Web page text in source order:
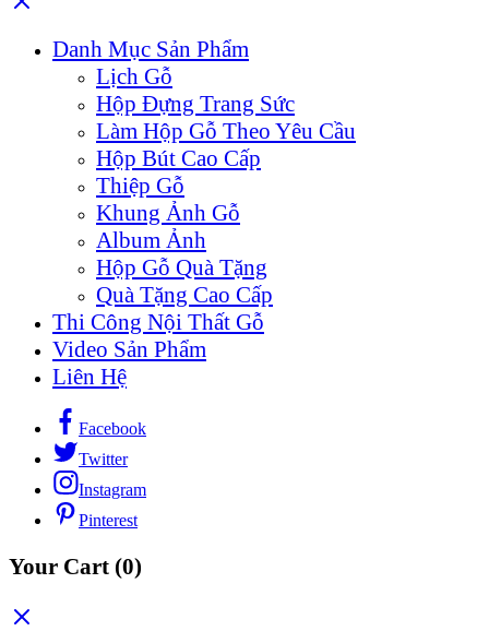
Danh Mục Sản Phẩm
Lịch Gỗ
Hộp Đựng Trang Sức
Làm Hộp Gỗ Theo Yêu Cầu
Hộp Bút Cao Cấp
Thiệp Gỗ
Khung Ảnh Gỗ
Album Ảnh
Hộp Gỗ Quà Tặng
Quà Tặng Cao Cấp
Thi Công Nội Thất Gỗ
Video Sản Phẩm
Liên Hệ
Facebook
Twitter
Instagram
Pinterest
Your Cart (0)